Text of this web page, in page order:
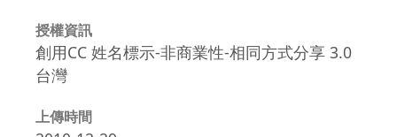
授權資訊
創用CC 姓名標示-非商業性-相同方式分享 3.0
台灣
上傳時間